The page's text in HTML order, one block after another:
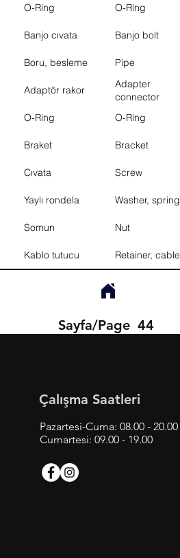
O-Ring O-Ring
Banjo cıvata Banjo bolt
Boru, besleme Pipe
Adaptör rakor
Adapter
connector
O-Ring O-Ring
Braket Bracket
Cıvata Screw
Yaylı rondela Washer, spring
Somun Nut
Kablo tutucu Retainer, cable
Sayfa/Page 44
Çalışma Saatleri
Pazartesi-Cuma: 08.00 - 20.00
Cumartesi: 09.00 - 19.00